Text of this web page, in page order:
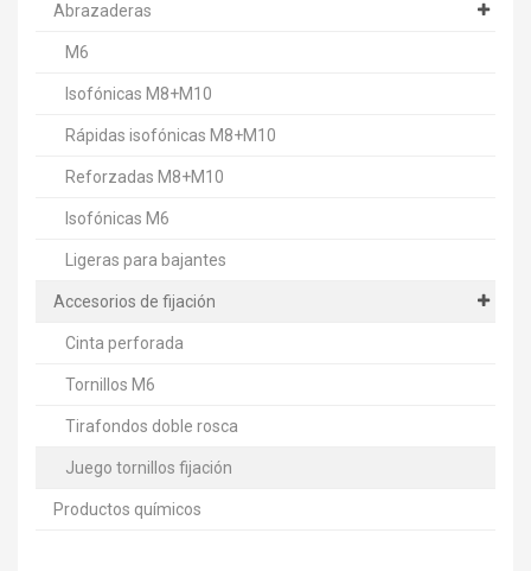
Abrazaderas
M6
Isofónicas M8+M10
Rápidas isofónicas M8+M10
Reforzadas M8+M10
Isofónicas M6
Ligeras para bajantes
Accesorios de fijación
Cinta perforada
Tornillos M6
Tirafondos doble rosca
Juego tornillos fijación
Productos químicos